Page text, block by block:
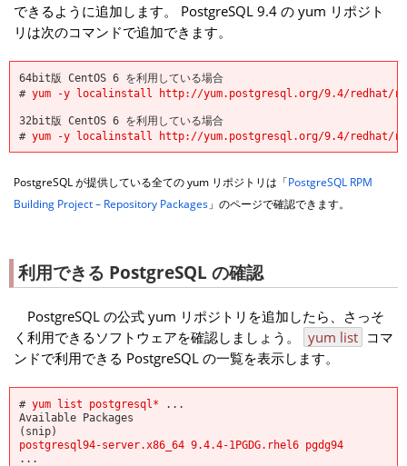
できるように追加します。 PostgreSQL 9.4 の yum リポジト
リは次のコマンドで追加できます。
64bit版 CentOS 6 を利用している場合
# yum -y localinstall http://yum.postgresql.org/9.4/redhat/
32bit版 CentOS 6 を利用している場合
# yum -y localinstall http://yum.postgresql.org/9.4/redhat/
PostgreSQL が提供している全ての yum リポジトリは「PostgreSQL RPM
Building Project – Repository Packages 」のページで確認できます。
利用できる PostgreSQL の確認
PostgreSQL の公式 yum リポジトリを追加したら、さっそ
く利用できるソフトウェアを確認しましょう。
yum list コマ
ンドで利用できる PostgreSQL の一覧を表示します。
# yum list postgresql* ...
Available Packages
(snip)
postgresql94-server.x86_64 9.4.4-1PGDG.rhel6 pgdg94
...